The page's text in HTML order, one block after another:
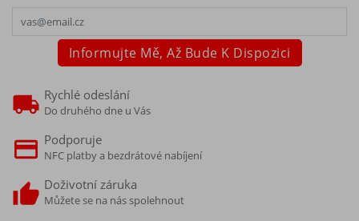
Informujte Mě, Až Bude K Dispozici
Rychlé odeslání
Do druhého dne u Vás
Podporuje
NFC platby a bezdrátové nabíjení
Doživotní záruka
Můžete se na nás spolehnout